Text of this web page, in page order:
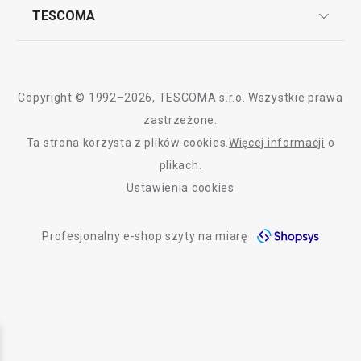
Dostawa i sposoby płatności
TESCOMA
Graficzne oznaczenie produktów
Polityka prywatności
Copyright © 1992–2026, TESCOMA s.r.o. Wszystkie prawa
zastrzeżone.
Ta strona korzysta z plików cookies. Więcej informacji o
plikach.
Ustawienia cookies
Profesjonalny e-shop szyty na miarę